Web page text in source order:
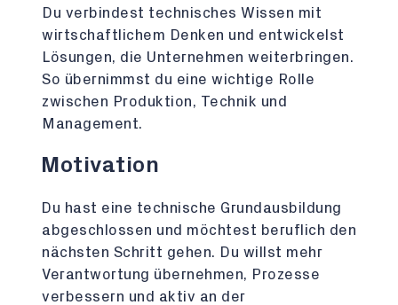
Du verbindest technisches Wissen mit
wirtschaftlichem Denken und entwickelst
Lösungen, die Unternehmen weiterbringen.
So übernimmst du eine wichtige Rolle
zwischen Produktion, Technik und
Management.
Motivation
Du hast eine technische Grundausbildung
abgeschlossen und möchtest beruflich den
nächsten Schritt gehen. Du willst mehr
Verantwortung übernehmen, Prozesse
verbessern und aktiv an der